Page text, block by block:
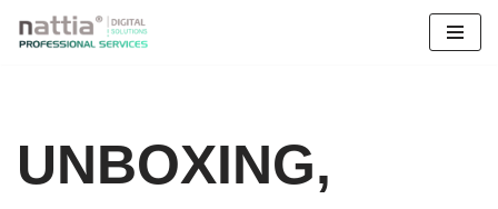
UNBOXING,